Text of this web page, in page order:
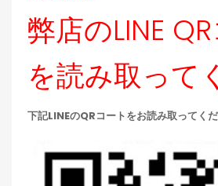
弊店のLINE
を読み取って
下記LINEのQRコートをお読み取ってく